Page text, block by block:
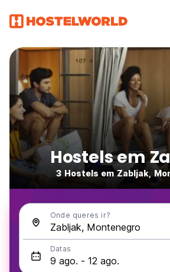
Hostels em
3 Hostels em Zabljak,
Onde queres ir?
Datas